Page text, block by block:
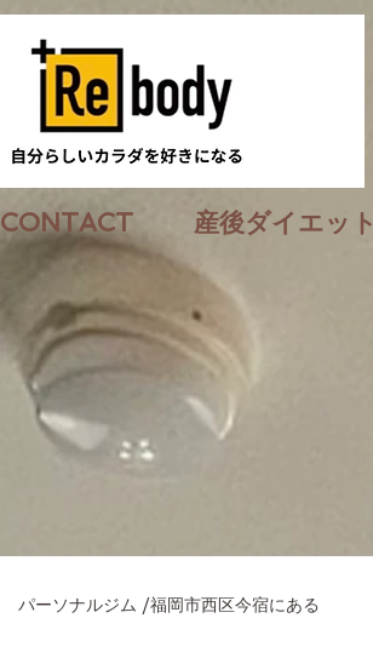
CONTACT 産後ダイエット
パーソナルジム /福岡市西区今宿にある